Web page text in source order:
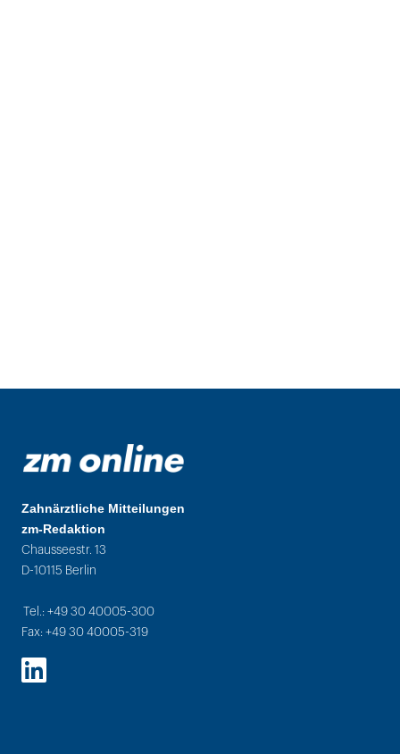
Zahnärztliche Mitteilungen
zm-Redaktion
Chausseestr. 13
D-10115 Berlin
Tel.: +49 30 40005-300
Fax: +49 30 40005-319
LinkedIn